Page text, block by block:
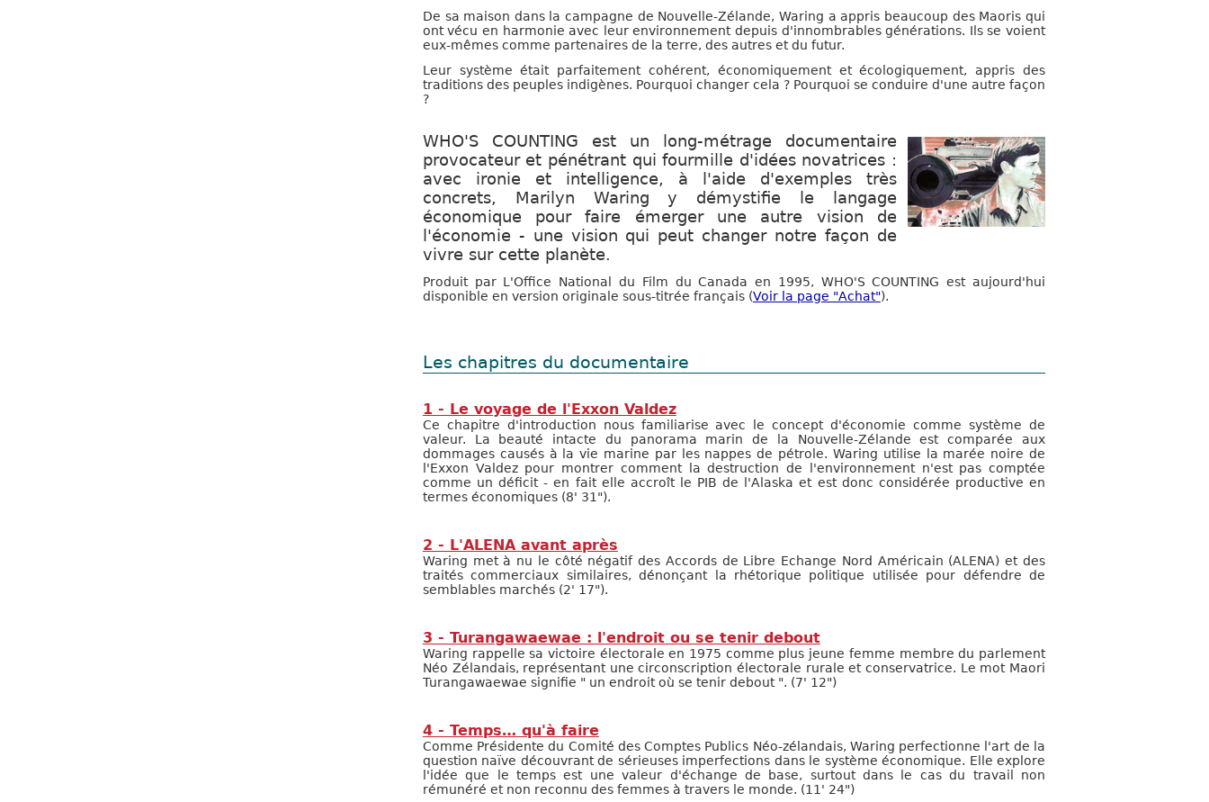
De sa maison dans la campagne de Nouvelle-Zélande, Waring a appris beaucoup des Maoris qui
ont vécu en harmonie avec leur environnement depuis d'innombrables générations. Ils se voient
eux-mêmes comme partenaires de la terre, des autres et du futur.
Leur système était parfaitement cohérent, économiquement et écologiquement, appris des
traditions des peuples indigènes. Pourquoi changer cela ? Pourquoi se conduire d'une autre façon
?
WHO'S COUNTING est un long-métrage documentaire
provocateur et pénétrant qui fourmille d'idées novatrices :
avec ironie et intelligence, à l'aide d'exemples très
concrets, Marilyn Waring y démystifie le langage
économique pour faire émerger une autre vision de
l'économie - une vision qui peut changer notre façon de
vivre sur cette planète.
Produit par L'Office National du Film du Canada en 1995, WHO'S COUNTING est aujourd'hui
disponible en version originale sous-titrée français (Voir la page "Achat").
Les chapitres du documentaire
1 - Le voyage de l'Exxon Valdez
Ce chapitre d'introduction nous familiarise avec le concept d'économie comme système de
valeur. La beauté intacte du panorama marin de la Nouvelle-Zélande est comparée aux
dommages causés à la vie marine par les nappes de pétrole. Waring utilise la marée noire de
l'Exxon Valdez pour montrer comment la destruction de l'environnement n'est pas comptée
comme un déficit - en fait elle accroît le PIB de l'Alaska et est donc considérée productive en
termes économiques (8' 31").
2 - L'ALENA avant après
Waring met à nu le côté négatif des Accords de Libre Echange Nord Américain (ALENA) et des
traités commerciaux similaires, dénonçant la rhétorique politique utilisée pour défendre de
semblables marchés (2' 17").
3 - Turangawaewae : l'endroit ou se tenir debout
Waring rappelle sa victoire électorale en 1975 comme plus jeune femme membre du parlement
Néo Zélandais, représentant une circonscription électorale rurale et conservatrice. Le mot Maori
Turangawaewae signifie " un endroit où se tenir debout ". (7' 12")
4 - Temps… qu'à faire
Comme Présidente du Comité des Comptes Publics Néo-zélandais, Waring perfectionne l'art de la
question naïve découvrant de sérieuses imperfections dans le système économique. Elle explore
l'idée que le temps est une valeur d'échange de base, surtout dans le cas du travail non
rémunéré et non reconnu des femmes à travers le monde. (11' 24")